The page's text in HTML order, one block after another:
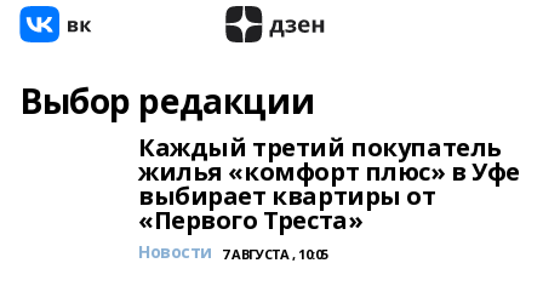
Выбор редакции
Каждый третий покупатель
жилья «комфорт плюс» в Уфе
выбирает квартиры от
«Первого Треста»
Новости 7 АВГУСТА , 10:05